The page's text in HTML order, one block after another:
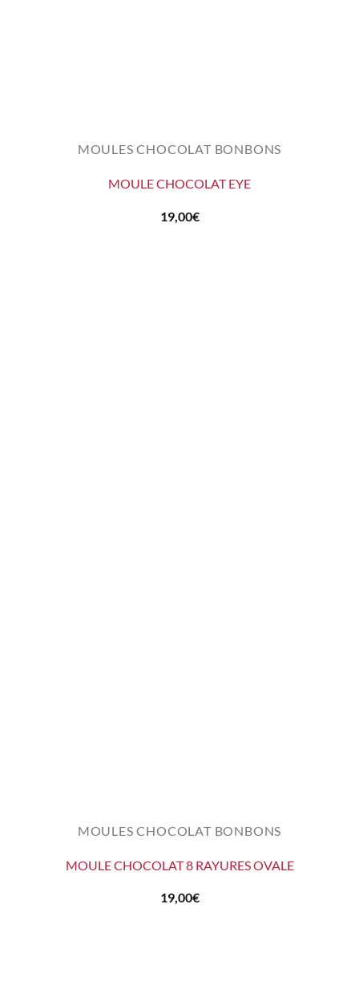
MOULES CHOCOLAT BONBONS
MOULE CHOCOLAT EYE
19,00€
MOULES CHOCOLAT BONBONS
MOULE CHOCOLAT 8 RAYURES OVALE
19,00€